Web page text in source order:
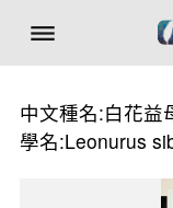
中文種名:白花益
學名:Leonurus